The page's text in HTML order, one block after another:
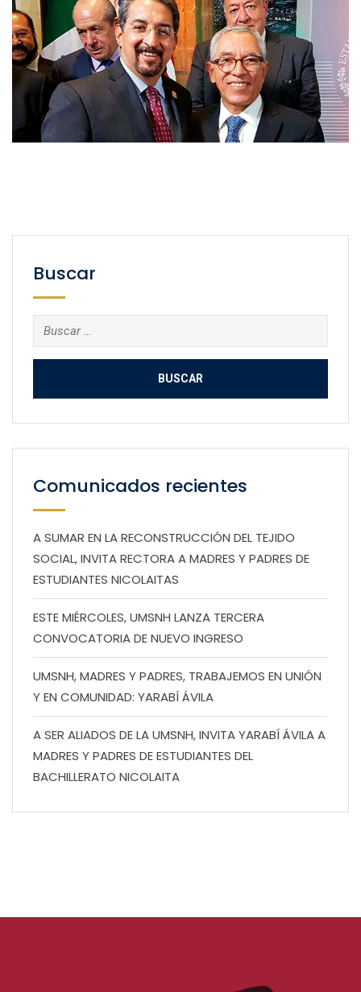
Buscar
Buscar:
Comunicados recientes
A SUMAR EN LA RECONSTRUCCIÓN DEL TEJIDO
SOCIAL, INVITA RECTORA A MADRES Y PADRES DE
ESTUDIANTES NICOLAITAS
ESTE MIÉRCOLES, UMSNH LANZA TERCERA
CONVOCATORIA DE NUEVO INGRESO
UMSNH, MADRES Y PADRES, TRABAJEMOS EN UNIÓN
Y EN COMUNIDAD: YARABÍ ÁVILA
A SER ALIADOS DE LA UMSNH, INVITA YARABÍ ÁVILA A
MADRES Y PADRES DE ESTUDIANTES DEL
BACHILLERATO NICOLAITA